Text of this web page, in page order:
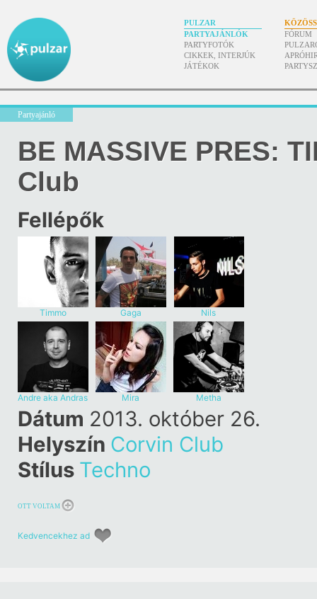
PULZAR
PARTYAJÁNLÓK
PARTYFOTÓK
CIKKEK, INTERJÚK
JÁTÉKOK
FÓRUM
Partyajánló
BE MASSIVE PRES:
Club
Fellépők
Timmo Gaga Nils
Andre aka Andras
Bader
Mira Metha
Dátum 2013. október 26.
Helyszín Corvin Club
Stílus Techno
OTT VOLTAM
Kedvencekhez ad